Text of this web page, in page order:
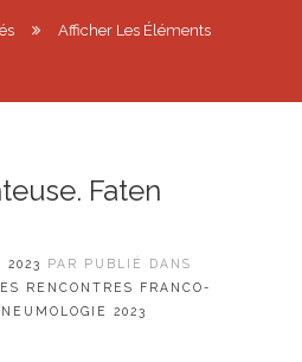
Afficher Les Éléments
Faten
2023
PAR PUBLIÉ DANS
RENCONTRES FRANCO-
2023